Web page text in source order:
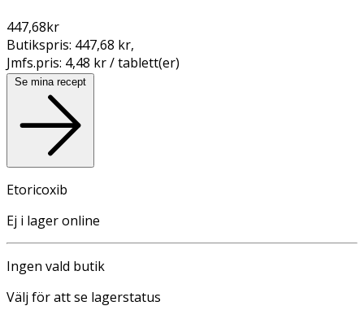
447,68kr
Butikspris: 447,68 kr,
Jmfs.pris: 4,48 kr / tablett(er)
Se mina recept
Etoricoxib
Ej i lager online
Ingen vald butik
Välj för att se lagerstatus